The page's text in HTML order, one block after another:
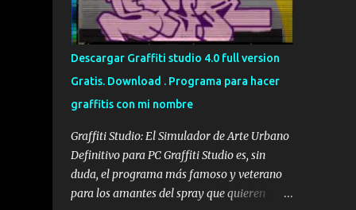
Coloring Book, ideal para artistas y
aficionados Estos maestros del spray han
definido los bordes de sus trabajos más
icónicos, dejando el espacio en blanco para
que tú tomes el control. Aunque muchos
piensen que es un libro para niños, su
adultos y artistas que buscan perfeccionar
su técnica de color y sombreado. El autor
detrás de esta obra es Uzi , miembro de la
WUFC , una de las crews más famosas y
Descargar Graffiti studio 4.0 full version
Gratis. Download . Programa para hacer
graffitis con mi nombre
Graffiti Studio: El Simulador de Arte Urbano
Definitivo para PC Graffiti Studio es, sin
duda, el programa más famoso y veterano
para los amantes del spray que quieren